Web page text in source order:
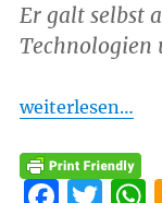
Er galt selbst
Technologien
weiterlesen…